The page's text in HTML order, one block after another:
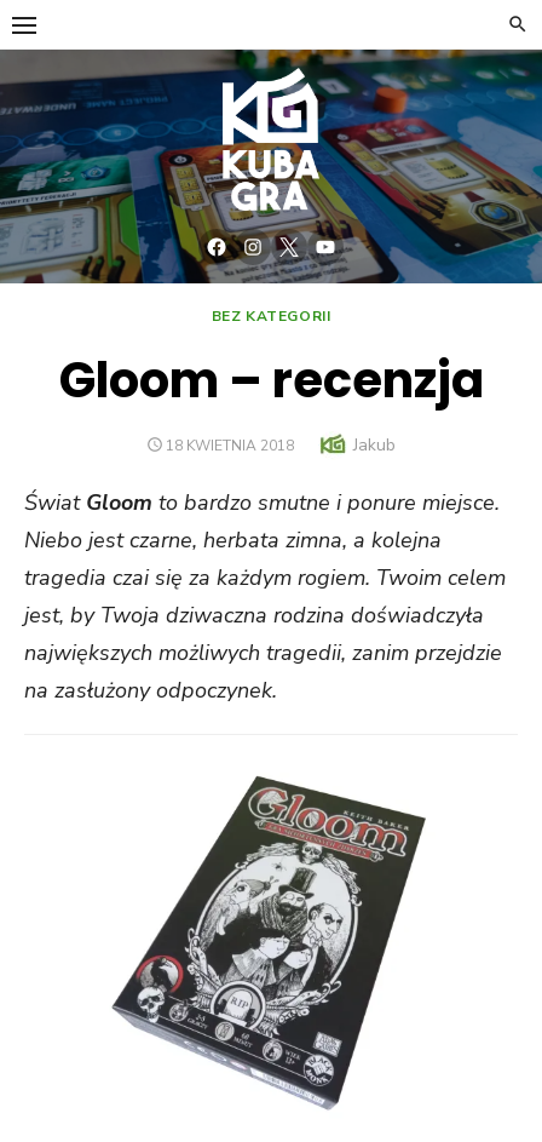
Skip
to
content
Facebook
Instagram
TwitterYouTube
BEZ KATEGORII
Gloom – recenzja
POSTED
18 KWIETNIA 2018 Author
Jakub
Świat Gloom to bardzo smutne i ponure miejsce.
Niebo jest czarne, herbata zimna, a kolejna
tragedia czai się za każdym rogiem. Twoim celem
jest, by Twoja dziwaczna rodzina doświadczyła
największych możliwych tragedii, zanim przejdzie
na zasłużony odpoczynek.